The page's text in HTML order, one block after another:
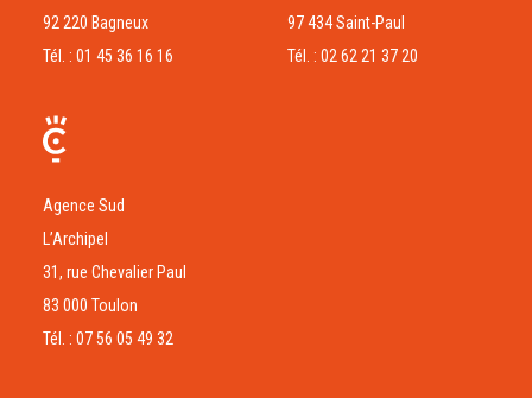
92 220 Bagneux
Tél. : 01 45 36 16 16
97 434 Saint-Paul
Tél. : 02 62 21 37 20
Agence Sud
L’Archipel
31, rue Chevalier Paul
83 000 Toulon
Tél. : 07 56 05 49 32